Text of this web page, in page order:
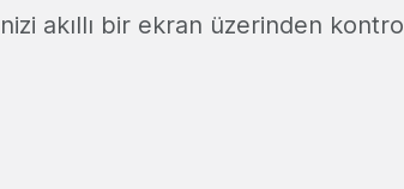
akıllı bir ekran üzerinden